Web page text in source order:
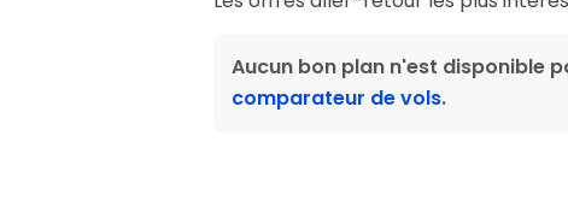
Aucun bon plan n'est disponible
comparateur de vols.